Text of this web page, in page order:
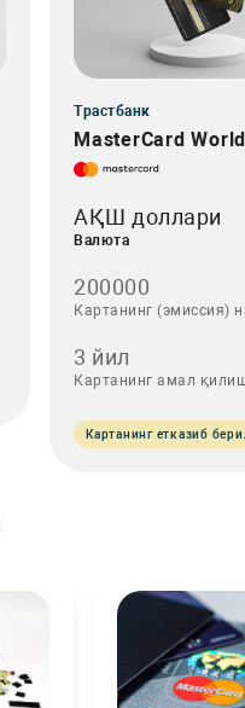
Трастбанк
MasterCard
АҚШ доллари
Валюта
200000
Картанинг (эмиссия)
3 йил
Картанинг амал
Картанинг етказиб